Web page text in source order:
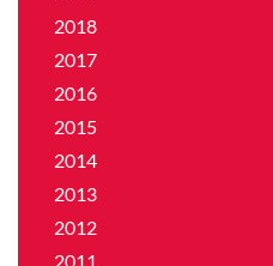
2018
2017
2016
2015
2014
2013
2012
2011